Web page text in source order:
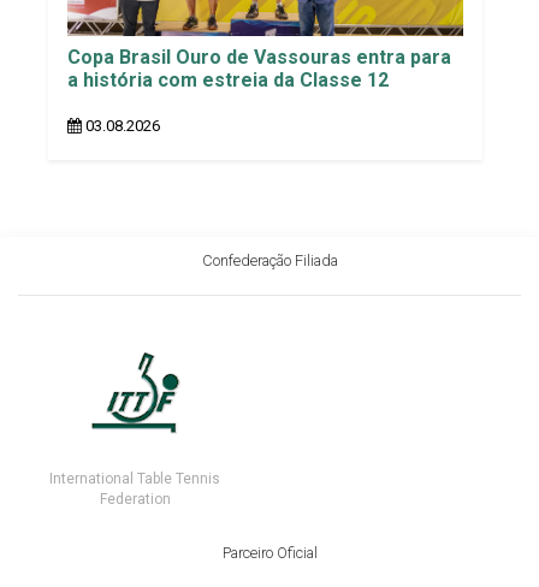
Copa Brasil Ouro de Vassouras entra para
a história com estreia da Classe 12
03.08.2026
Confederação Filiada
International Table Tennis
Federation
Parceiro Oficial